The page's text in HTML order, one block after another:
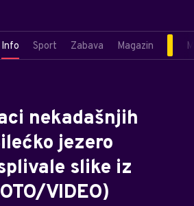
Info Sport Zabava Magazin
nekadašnjih
jezero
slike iz
VIDEO)